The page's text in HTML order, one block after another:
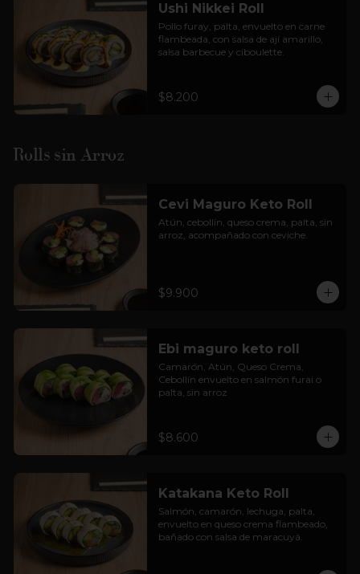
Ushi Nikkei Roll
Pollo furay, palta, envuelto en carne
flambeada, con salsa de ají amarillo,
salsa barbecue y ciboulette.
$8.200
Rolls sin Arroz
Cevi Maguro Keto Roll
Atún, cebollín, queso crema, palta, sin
arroz, acompañado con ceviche.
$9.900
Ebi maguro keto roll
Camarón, Atún, Queso Crema,
Cebollín envuelto en salmón furai o
palta, sin arroz
$8.600
Katakana Keto Roll
Salmón, camarón, lechuga, palta,
envuelto en queso crema flambeado,
bañado con salsa de maracuyá.